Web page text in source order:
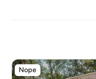
Nope